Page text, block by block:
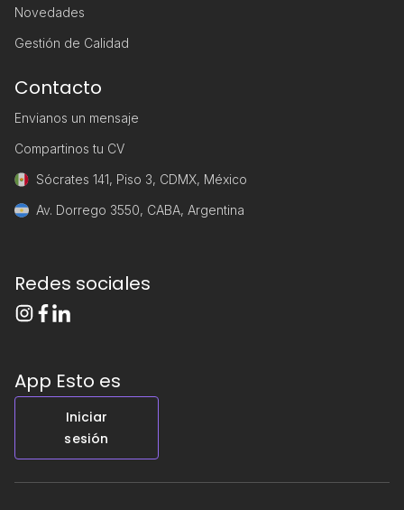
Novedades
Gestión de Calidad
Contacto
Envianos un mensaje
Compartinos tu CV
Sócrates 141, Piso 3, CDMX, México
Av. Dorrego 3550, CABA, Argentina
Redes sociales
App Esto es
Iniciar
sesión